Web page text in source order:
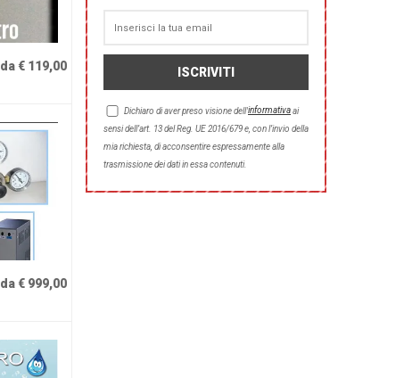
da € 119,00
da € 999,00
Dichiaro di aver preso visione dell'informativaai
sensi dell’art. 13 del Reg. UE 2016/679 e, con l’invio della
mia richiesta, di acconsentire espressamente alla
trasmissione dei dati in essa contenuti.